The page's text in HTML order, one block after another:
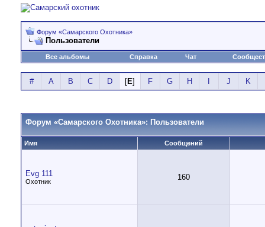
Форум «Самарского Охотника»
Пользователи
Все альбомы Справка Чат
# A B C D [E] F G H J K
Форум «Самарского Охотника»: Пользователи
Имя Сообщений
Evg 111
Охотник 160